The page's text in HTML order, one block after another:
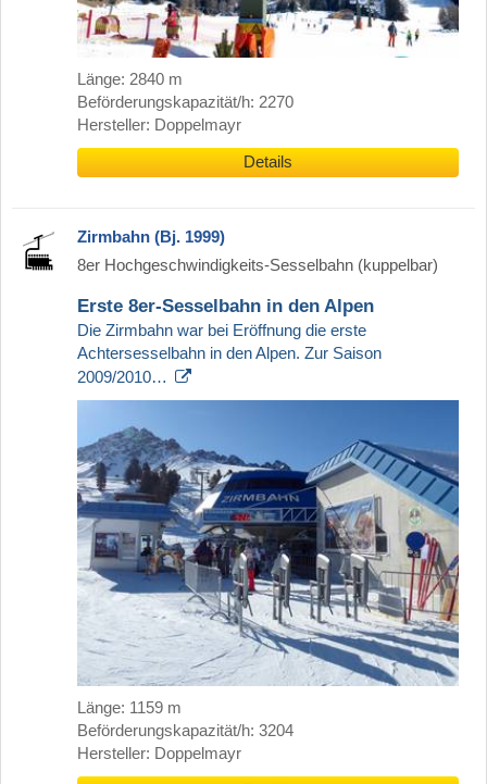
Länge: 2840 m
Beförderungskapazität/h: 2270
Hersteller: Doppelmayr
Details
Zirmbahn (Bj. 1999)
8er Hochgeschwindigkeits-Sesselbahn (kuppelbar)
Erste 8er-Sesselbahn in den Alpen
Die Zirmbahn war bei Eröffnung die erste
Achtersesselbahn in den Alpen. Zur Saison
2009/2010…
Länge: 1159 m
Beförderungskapazität/h: 3204
Hersteller: Doppelmayr